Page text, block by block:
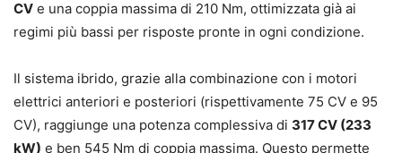
CV e una coppia massima di 210 Nm, ottimizzata già ai
regimi più bassi per risposte pronte in ogni condizione.
Il sistema ibrido, grazie alla combinazione con i motori
elettrici anteriori e posteriori (rispettivamente 75 CV e 95
CV), raggiunge una potenza complessiva di 317 CV (233
kW) e ben 545 Nm di coppia massima. Questo permette